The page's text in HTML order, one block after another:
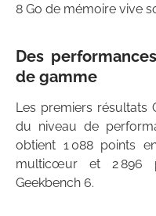
8 Go de mémoire vive
Des
de gamme
Les premiers résultats
du niveau de
obtient 1 088 points
multicœur et 2 896
Geekbench 6.